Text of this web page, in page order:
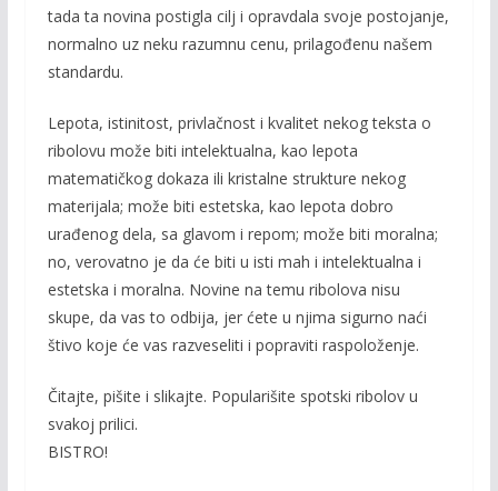
tada ta novina postigla cilj i opravdala svoje postojanje,
normalno uz neku razumnu cenu, prilagođenu našem
standardu.
Lepota, istinitost, privlačnost i kvalitet nekog teksta o
ribolovu može biti intelektualna, kao lepota
matematičkog dokaza ili kristalne strukture nekog
materijala; može biti estetska, kao lepota dobro
urađenog dela, sa glavom i repom; može biti moralna;
no, verovatno je da će biti u isti mah i intelektualna i
estetska i moralna. Novine na temu ribolova nisu
skupe, da vas to odbija, jer ćete u njima sigurno naći
štivo koje će vas razveseliti i popraviti raspoloženje.
Čitajte, pišite i slikajte. Popularišite spotski ribolov u
svakoj prilici.
BISTRO!